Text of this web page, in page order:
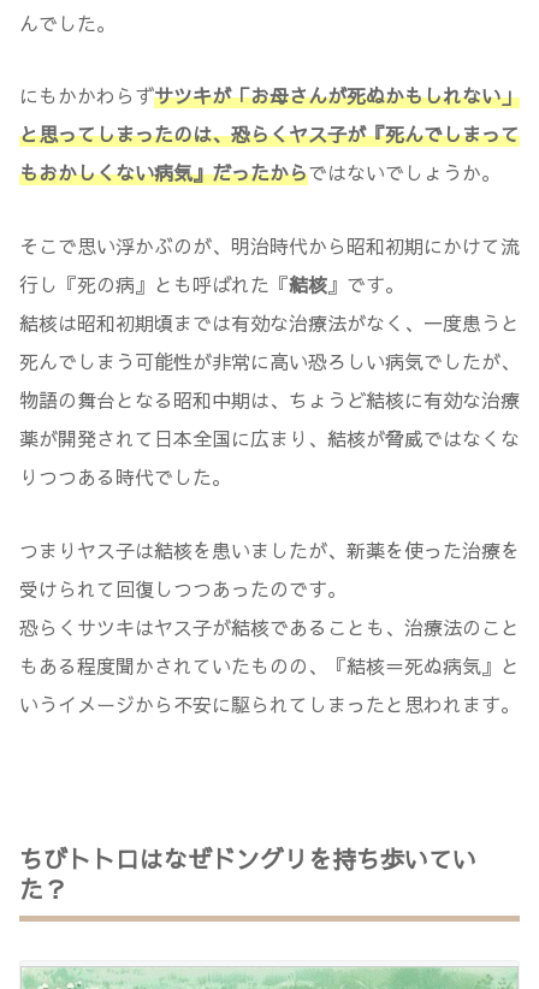
んでした。
にもかかわらずサツキが「お母さんが死ぬかもしれない」
と思ってしまったのは、恐らくヤス子が『死んでしまって
もおかしくない病気』だったからではないでしょうか。
そこで思い浮かぶのが、明治時代から昭和初期にかけて流
行し『死の病』とも呼ばれた『結核 』です。
結核は昭和初期頃までは有効な治療法がなく、一度患うと
死んでしまう可能性が非常に高い恐ろしい病気でしたが、
物語の舞台となる昭和中期は、ちょうど結核に有効な治療
薬が開発されて日本全国に広まり、結核が脅威ではなくな
りつつある時代でした。
つまりヤス子は結核を患いましたが、新薬を使った治療を
受けられて回復しつつあったのです。
恐らくサツキはヤス子が結核であることも、治療法のこと
もある程度聞かされていたものの、『結核＝死ぬ病気』と
いうイメージから不安に駆られてしまったと思われます。
ちびトトロはなぜドングリを持ち歩いてい
た？